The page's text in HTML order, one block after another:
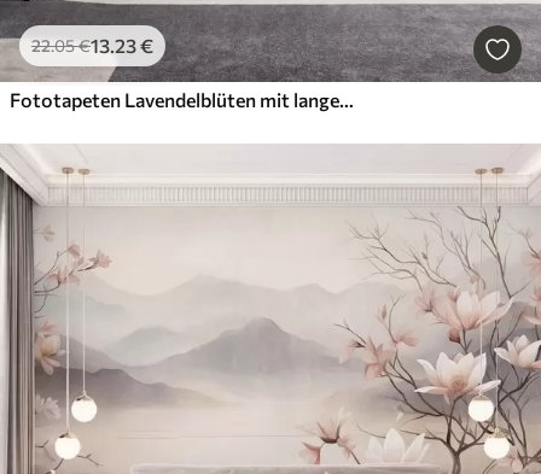
22.05€13.23€
Fototapeten Lavendelblüten mit langen Stielen und Blättern, sanfte Pastell-Strukturkunst